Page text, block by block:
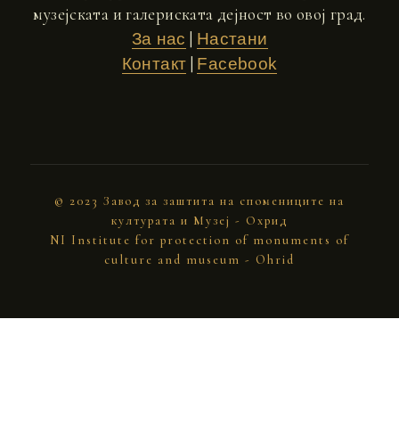
музејската и галериската дејност во овој град.
За нас
Настани
Контакт
Facebook
© 2023 Завод за заштита на спомениците на
културата и Музеј - Охрид
NI Institute for protection of monuments of
culture and museum - Ohrid